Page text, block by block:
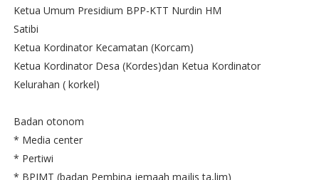
Ketua Umum Presidium BPP-KTT Nurdin HM
Satibi
Ketua Kordinator Kecamatan (Korcam)
Ketua Kordinator Desa (Kordes)dan Ketua Kordinator
Kelurahan ( korkel)
Badan otonom
* Media center
* Pertiwi
* BPJMT (badan Pembina jemaah majlis ta,lim)